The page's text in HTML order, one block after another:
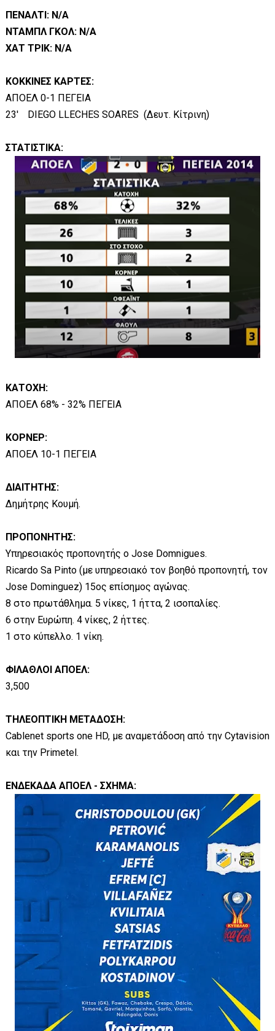
ΠΕΝΑΛΤΙ: Ν/Α
ΝΤΑΜΠΛ ΓΚΟΛ: N/A
ΧΑΤ ΤΡΙΚ: N/A
ΚΟΚΚΙΝΕΣ ΚΑΡΤΕΣ:
ΑΠΟΕΛ 0-1 ΠΕΓΕΙΑ
23'
DIEGO LLECHES SOARES (Δευτ. Κίτρινη)
ΣΤΑΤΙΣΤΙΚΑ:
ΚΑΤΟΧΗ:
ΑΠΟΕΛ 68% - 32% ΠΕΓΕΙΑ
ΚΟΡΝΕΡ:
ΑΠΟΕΛ 10-1 ΠΕΓΕΙΑ
ΔΙΑΙΤΗΤΗΣ:
Δημήτρης Κουμή.
ΠΡΟΠΟΝΗΤΗΣ:
Υπηρεσιακός προπονητής ο Jose Domnigues.
Ricardo Sa Pinto (με υπηρεσιακό τον βοηθό προπονητή, τον
Jose Dominguez) 15ος επίσημος αγώνας.
8 στο πρωτάθλημα. 5 νίκες, 1 ήττα, 2 ισοπαλίες.
6 στην Ευρώπη. 4 νίκες, 2 ήττες.
1 στο κύπελλο. 1 νίκη.
ΦΙΛΑΘΛΟΙ ΑΠΟΕΛ:
3,500
ΤΗΛΕΟΠΤΙΚΗ ΜΕΤΑΔΟΣΗ:
Cablenet sports one HD, με αναμετάδοση από την Cytavision
και την Primetel.
ΕΝΔΕΚΑΔΑ ΑΠΟΕΛ - ΣΧΗΜΑ: